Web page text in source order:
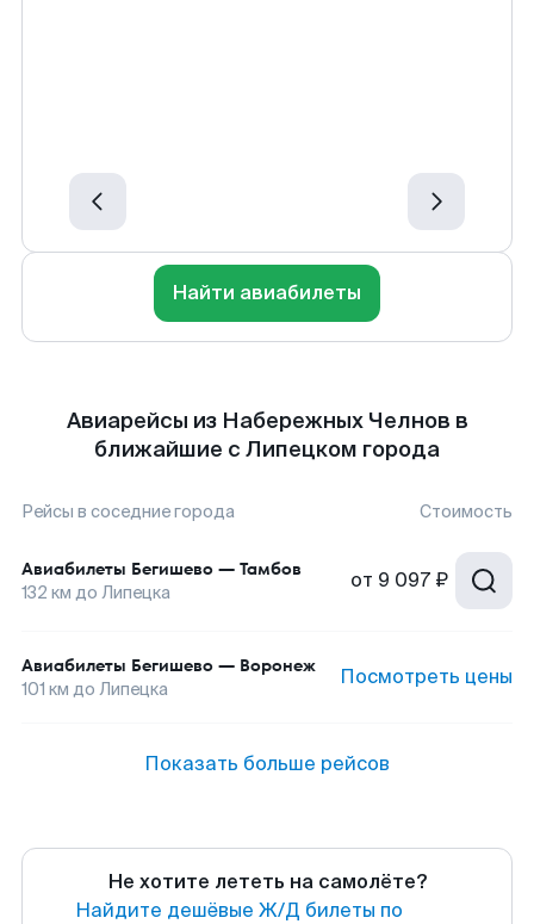
Найти авиабилеты
Авиарейсы из Набережных Челнов в
ближайшие с Липецком города
Рейсы в соседние города Стоимость
Авиабилеты Бегишево — Тамбов
132 км до Липецка от 9 097 ₽
Авиабилеты Бегишево — Воронеж
101 км до Липецка Посмотреть цены
Показать больше рейсов
Не хотите лететь на самолёте?
Найдите дешёвые Ж/Д билеты по